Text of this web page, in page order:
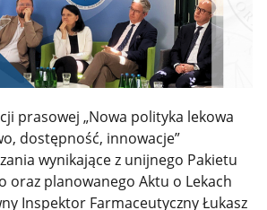
prasowej „Nowa polityka lekowa
dostępność, innowacje”
wynikające z unijnego Pakietu
oraz planowanego Aktu o Lekach
Inspektor Farmaceutyczny Łukasz